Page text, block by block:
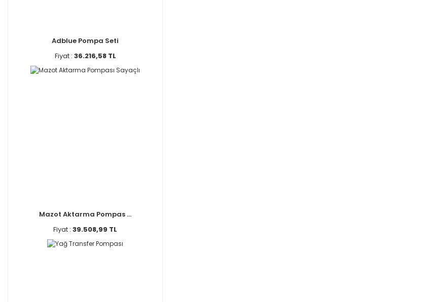
Adblue Pompa Seti
Fiyat : 36.216,58 TL
Mazot Aktarma Pompas ...
Fiyat : 39.508,99 TL